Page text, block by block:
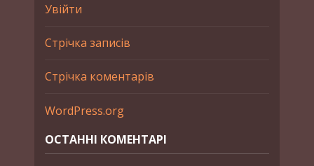
Увійти
Стрічка записів
Стрічка коментарів
WordPress.org
ОСТАННІ КОМЕНТАРІ